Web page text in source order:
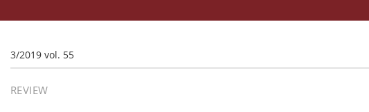
3/2019 vol. 55
REVIEW